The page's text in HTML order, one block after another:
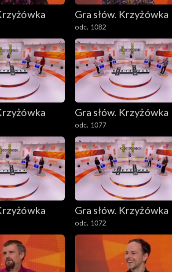
Gra słów. Krzyżówka
odc. 1082
Gra słów. Krzyżówka
odc. 1077
Gra słów. Krzyżówka
odc. 1072